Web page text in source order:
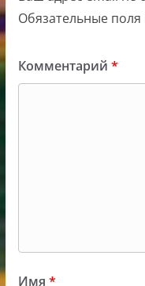
Обязательные
Комментарий *
Имя *